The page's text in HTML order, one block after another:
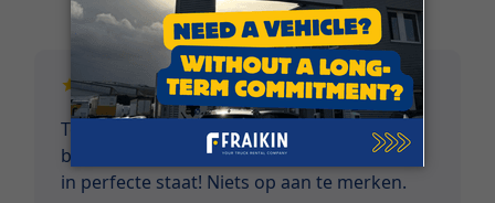
Top service vanaf eerste contact tem terug
brengen van voertuig. Voertuigen verkeren
in perfecte staat! Niets op aan te merken.